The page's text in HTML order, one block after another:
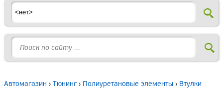
Автомагазин › Тюнинг› Полиуретановые элементы › Втулки